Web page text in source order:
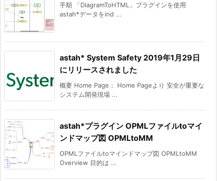
手順 「DiagramToHTML」プラグインを使用
astah*データをind ...
astah* System Safety 2019年1月29日
にリリースされました
概要 Home Page： Home Pageより 安全が重要な
システム開発現場 ...
astah*プラグイン OPMLファイルtoマイ
ンドマップ図 OPMLtoMM
OPMLファイルtoマインドマップ図 OPMLtoMM
Overview 目的は ...